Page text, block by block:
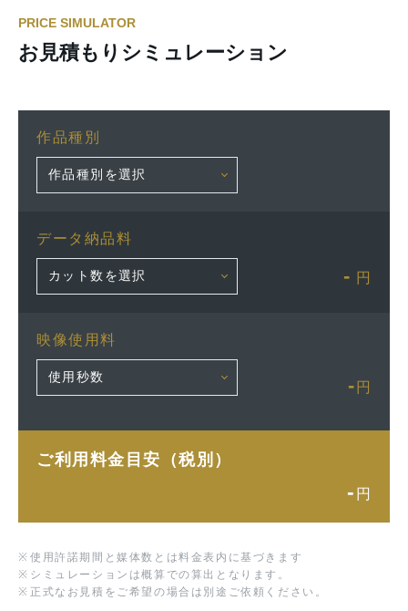
PRICE SIMULATOR
お見積もりシミュレーション
作品種別
データ納品料
- 円
映像使用料
- 円
ご利用料金目安（税別）
- 円
※ 使用許諾期間と媒体数とは料金表内に基づきます
※ シミュレーションは概算での算出となります。
※ 正式なお見積をご希望の場合は別途ご依頼ください。